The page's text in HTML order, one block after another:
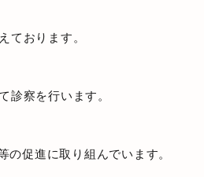
ております。
察を行います。
促進に取り組んでいます。